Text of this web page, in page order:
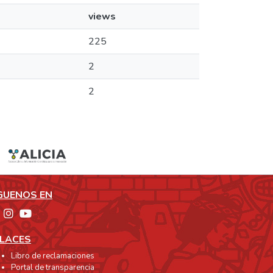
views
225
2
2
EN
Libro de reclamaciones
Portal de transparencia